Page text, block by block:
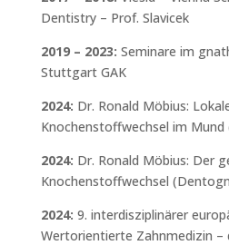
Dentistry – Prof. Slavicek
2019 – 2023: Seminare im
Stuttgart GAK
2024: Dr. Ronald Möbius:
Knochenstoffwechsel im
2024: Dr. Ronald Möbius: Der
Knochenstoffwechsel
2024: 9. interdisziplinärer
Wertorientierte Zahnmedizin